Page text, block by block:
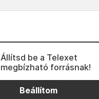
Állítsd be a Telexet
megbízható forrásnak!
Beállítom